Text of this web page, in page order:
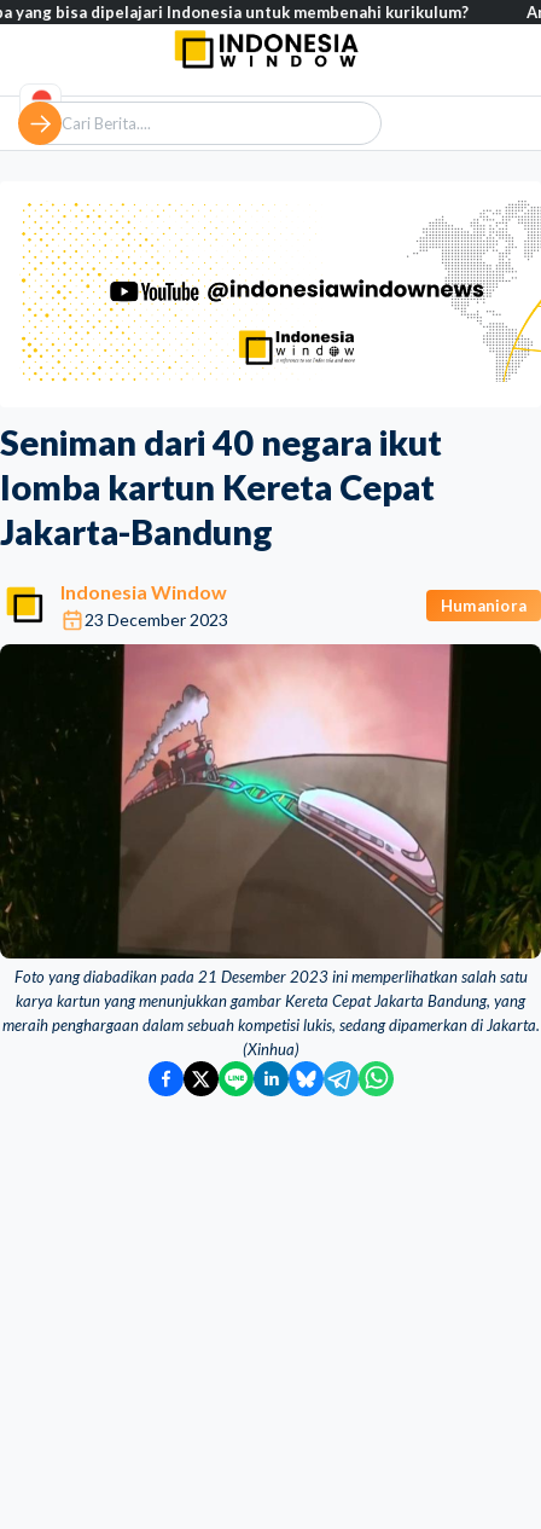
Seniman dari 40 negara ikut
lomba kartun Kereta Cepat
Jakarta-Bandung
Indonesia Window
23 December 2023
Humaniora
Foto yang diabadikan pada 21 Desember 2023 ini memperlihatkan salah satu
karya kartun yang menunjukkan gambar Kereta Cepat Jakarta Bandung, yang
meraih penghargaan dalam sebuah kompetisi lukis, sedang dipamerkan di Jakarta.
(Xinhua)
dipelajari Indonesia untuk membenahi kurikulum?